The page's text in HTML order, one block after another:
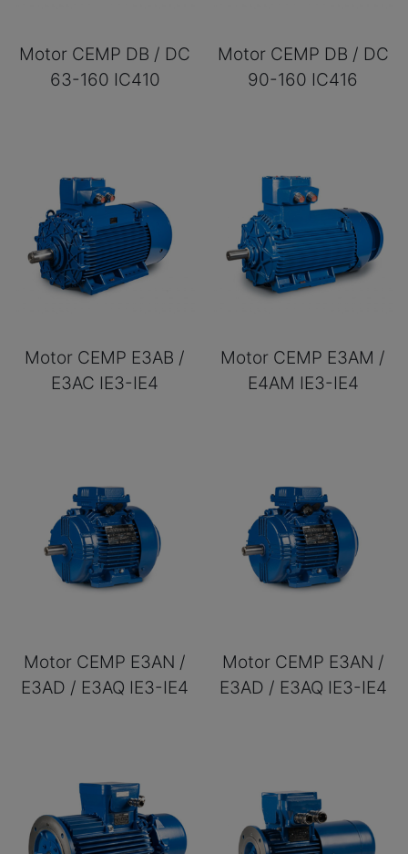
Motor CEMP DB / DC
63-160 IC410
Motor CEMP DB / DC
90-160 IC416
Motor CEMP E3AB /
E3AC IE3-IE4
Motor CEMP E3AM /
E4AM IE3-IE4
Motor CEMP E3AN /
E3AD / E3AQ IE3-IE4
Motor CEMP E3AN /
E3AD / E3AQ IE3-IE4